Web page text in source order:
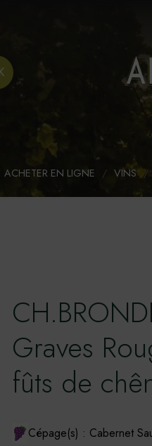
ACHETER EN LIGNE / VINS /
Graves
fûts de
Cépage(s) : Cabernet